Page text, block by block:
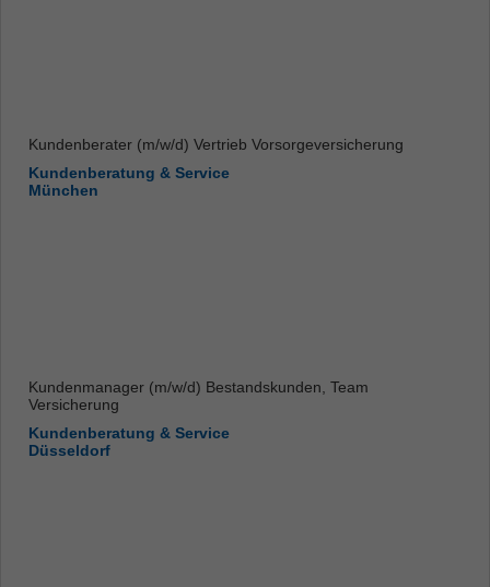
Kundenberater (m/w/d) Vertrieb Vorsorgeversicherung
Kundenberatung & Service
München
Kundenmanager (m/w/d) Bestandskunden, Team
Versicherung
Kundenberatung & Service
Düsseldorf